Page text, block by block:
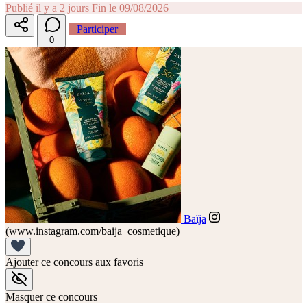
Publié il y a 2 jours Fin le 09/08/2026
0
Participer
Baïja
(www.instagram.com/baija_cosmetique)
Ajouter ce concours aux favoris
Masquer ce concours